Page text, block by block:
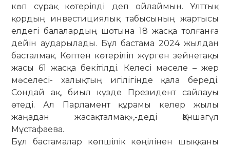
көп сұрақ көтерілді деп ойлаймын. Ұлттық
қордың инвестициялық табысының жартысы
елдегі балалардың шотына 18 жасқа толғанға
дейін аударылады. Бұл бастама 2024 жылдан
басталмақ. Көптен көтеріліп жүрген зейнетақы
жасы 61 жасқа бекітілді. Келесі мәселе – жер
мәселесі- халықтың игілігінде қала береді.
Сондай ақ, биыл күзде Президент сайлауы
өтеді. Ал Парламент құрамы келер жылы
жаңадан жасақталмақ»,-деді Қаншагүл
Мұстафаева.
Бұл бастамалар көпшілік көңілінен шыққаны